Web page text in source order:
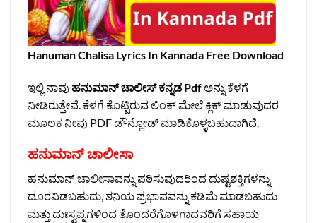
Hanuman Chalisa Lyrics In Kannada Free Download
ಇಲ್ಲಿ ನಾವು ಹನುಮಾನ್‌ ಚಾಲೀಸ್‌ ಕನ್ನಡ Pdfಅನ್ನು ಕೆಳಗೆ
ನೀಡಿರುತ್ತೇವೆ. ಕೆಳಗೆ ಕೊಟ್ಟಿರುವ ಲಿಂಕ್‌ ಮೇಲೆ ಕ್ಲಿಕ್‌ ಮಾಡುವುದರ
ಮೂಲಕ ನೀವು PDF ಡೌನ್ಲೋಡ್‌ ಮಾಡಿಕೊಳ್ಳಬಹುದಾಗಿದೆ.
ಹನುಮಾನ್ ಚಾಲೀಸಾ
ಹನುಮಾನ್ ಚಾಲೀಸಾವನ್ನು ಪಠಿಸುವುದರಿಂದ ದುಷ್ಟಶಕ್ತಿಗಳನ್ನು
ದೂರವಿಡಬಹುದು, ಶನಿಯ ಪ್ರಭಾವವನ್ನು ಕಡಿಮೆ ಮಾಡಬಹುದು
ಮತ್ತು ದುಃಸ್ವಪ್ನಗಳಿಂದ ತೊಂದರೆಗೊಳಗಾದವರಿಗೆ ಸಹಾಯ